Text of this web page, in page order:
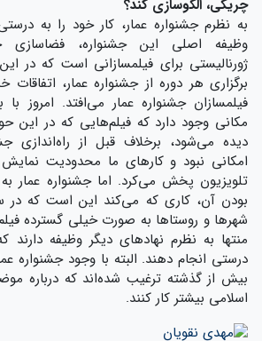
چریکی، الگوسازی کند؟
به نظرم جشنواره عمار، کار خود را به
وظیفه اصلی این جشنواره، فضاسازی
ژورنالیستی برای فیلمسازانی است که در
برگزاری هر دوره از جشنواره عمار،
فیلمسازان جشنواره عمار می‌افتد. امروز با
مکانی وجود دارد که فیلم‌هایی که در این
دیده می‌شود، برخلاف قبل از راه‌اندازی
امکانی نبود و کارهای ما محدودیت
تلویزیون پخش می‌کرد. اما جشنواره عمار
بودن آن، کاری که می‌کند این است که در
شهرها و روستاها به صورت خیلی گسترده
منتها به نظرم نهادهای دیگر وظیفه دارند
درستی انجام دهند. البته با وجود جشنواره
بیش از گذشته ترغیب شده‌اند که درباره
اسلامی بیشتر کار کنند.